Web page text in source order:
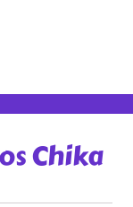
Chika